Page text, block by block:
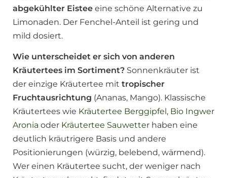
abgekühlter Eistee eine schöne Alternative zu
Limonaden. Der Fenchel-Anteil ist gering und
mild dosiert.
Wie unterscheidet er sich von anderen
Kräutertees im Sortiment? Sonnenkräuter ist
der einzige Kräutertee mit tropischer
Fruchtausrichtung (Ananas, Mango). Klassische
Kräutertees wie Kräutertee Berggipfel , Bio Ingwer
Aronia oder Kräutertee Sauwetter haben eine
deutlich kräutrigere Basis und andere
Positionierungen (würzig, belebend, wärmend).
Wer einen Kräutertee sucht, der weniger nach